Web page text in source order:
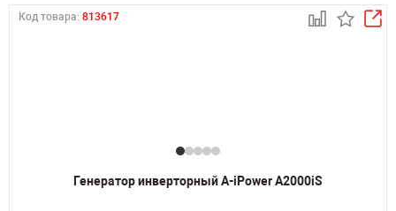
Код товара: 813617
Генератор инверторный A-iPower A2000iS